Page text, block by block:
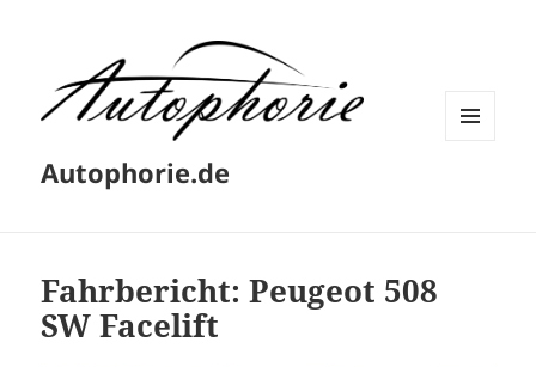
Autophorie.de
Fahrbericht: Peugeot 508
SW Facelift